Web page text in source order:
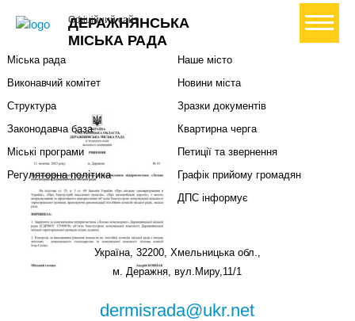
ДЕРАЖНЯНСЬКА
МІСЬКА РАДА
Офіційний сайт+ Створити петицію
Міський голова
Міська рада
Виконавчий комітет
Структура
Законодавча база
Міські програми
Регуляторна політика
Наше місто
Новини міста
Зразки документів
Квартирна черга
Петиції та звернення
Графік прийому громадян
ДПС інформує
Україна, 32200, Хмельницька обл.,
м. Деражня, вул.Миру,11/1
dermisrada@ukr.net